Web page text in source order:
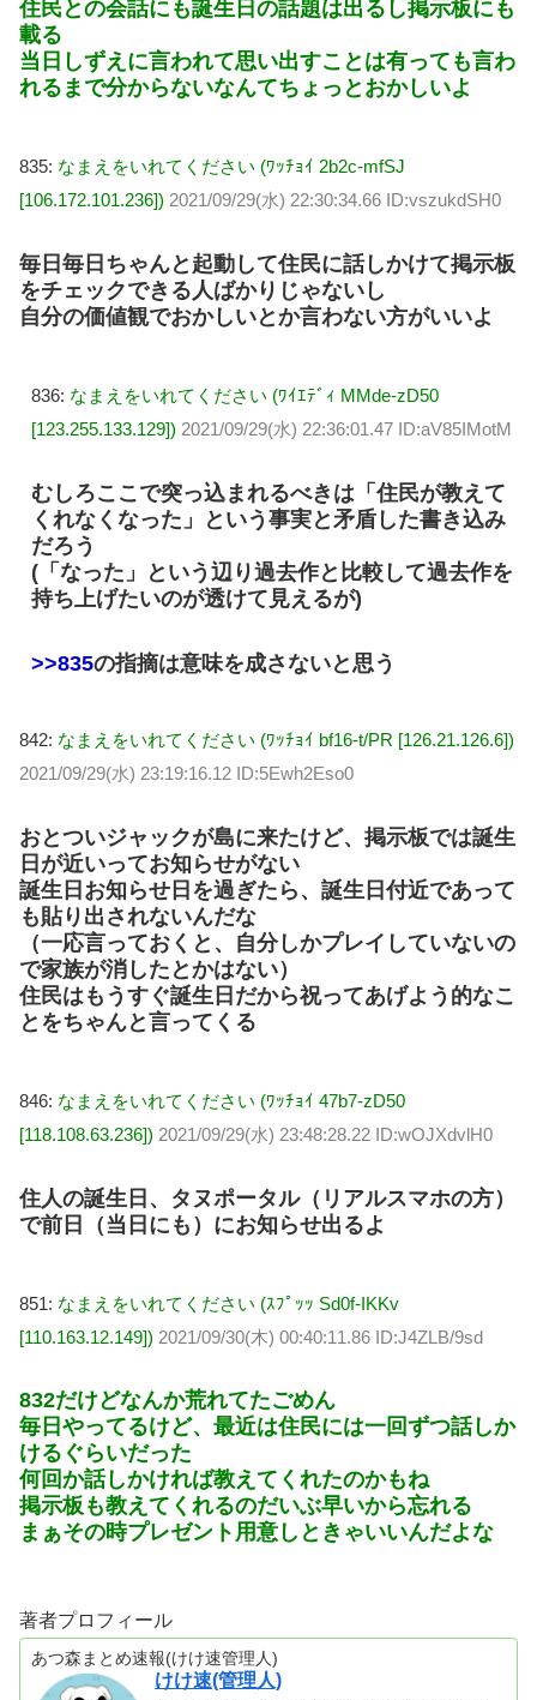
住民との会話にも誕生日の話題は出るし掲示板にも
載る
当日しずえに言われて思い出すことは有っても言わ
れるまで分からないなんてちょっとおかしいよ
835: なまえをいれてください (ﾜｯﾁｮｲ 2b2c-mfSJ
[106.172.101.236]) 2021/09/29(水) 22:30:34.66 ID:vszukdSH0
毎日毎日ちゃんと起動して住民に話しかけて掲示板
をチェックできる人ばかりじゃないし
自分の価値観でおかしいとか言わない方がいいよ
836: なまえをいれてください (ﾜｲｴﾃﾞｨ MMde-zD50
[123.255.133.129]) 2021/09/29(水) 22:36:01.47 ID:aV85IMotM
むしろここで突っ込まれるべきは「住民が教えて
くれなくなった」という事実と矛盾した書き込み
だろう
(「なった」という辺り過去作と比較して過去作を
持ち上げたいのが透けて見えるが)
>>835の指摘は意味を成さないと思う
842: なまえをいれてください (ﾜｯﾁｮｲ bf16-t/PR [126.21.126.6])
2021/09/29(水) 23:19:16.12 ID:5Ewh2Eso0
おとついジャックが島に来たけど、掲示板では誕生
日が近いってお知らせがない
誕生日お知らせ日を過ぎたら、誕生日付近であって
も貼り出されないんだな
（一応言っておくと、自分しかプレイしていないの
で家族が消したとかはない）
住民はもうすぐ誕生日だから祝ってあげよう的なこ
とをちゃんと言ってくる
846: なまえをいれてください (ﾜｯﾁｮｲ 47b7-zD50
[118.108.63.236]) 2021/09/29(水) 23:48:28.22 ID:wOJXdvlH0
住人の誕生日、タヌポータル（リアルスマホの方）
で前日（当日にも）にお知らせ出るよ
851: なまえをいれてください (ｽﾌﾟｯｯ Sd0f-IKKv
[110.163.12.149]) 2021/09/30(木) 00:40:11.86 ID:J4ZLB/9sd
832だけどなんか荒れてたごめん
毎日やってるけど、最近は住民には一回ずつ話しか
けるぐらいだった
何回か話しかければ教えてくれたのかもね
掲示板も教えてくれるのだいぶ早いから忘れる
まぁその時プレゼント用意しときゃいいんだよな
著者プロフィール
あつ森まとめ速報(けけ速管理人)
けけ速(管理人)